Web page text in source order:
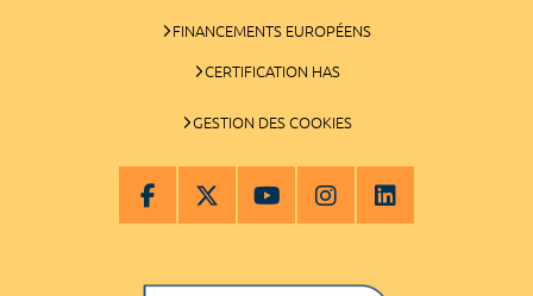
FINANCEMENTS EUROPÉENS
CERTIFICATION HAS
GESTION DES COOKIES